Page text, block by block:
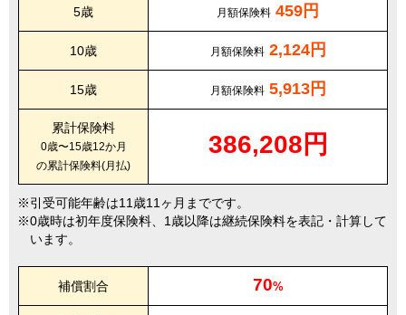
5歳 月額保険料 459円
10歳 月額保険料 2,124円
15歳 月額保険料 5,913円
累計保険料
0歳〜15歳12か月
の累計保険料(月払)
386,208円
引受可能年齢は11歳11ヶ月までです。
0歳時は初年度保険料、1歳以降は継続保険料を表記・計算して
います。
補償割合 70%